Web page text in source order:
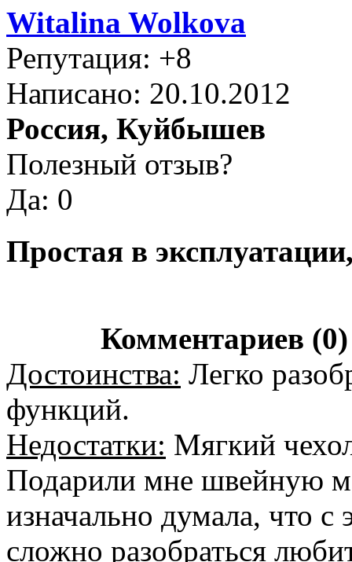
Witalina Wolkova
Репутация: +8
Написано: 20.10.2012
Россия, Куйбышев
Полезный отзыв?
Да: 0
Простая в
Комментариев (0)
Достоинства: Легко
функций.
Недостатки: Мягкий
Подарили мне швейную
изначально думала, что
сложно разобраться